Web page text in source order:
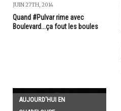
JUIN 27TH, 2014
Quand #Pulvar rime avec
Boulevard...ça fout les boules
AUJOURD'HUI EN